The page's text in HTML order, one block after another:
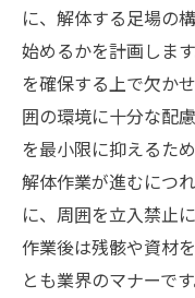
に、解体する足場の
始めるかを計画しま
を確保する上で欠か
囲の環境に十分な配
を最小限に抑えるた
解体作業が進むにつ
に、周囲を立入禁止
作業後は残骸や資材
とも業界のマナーで